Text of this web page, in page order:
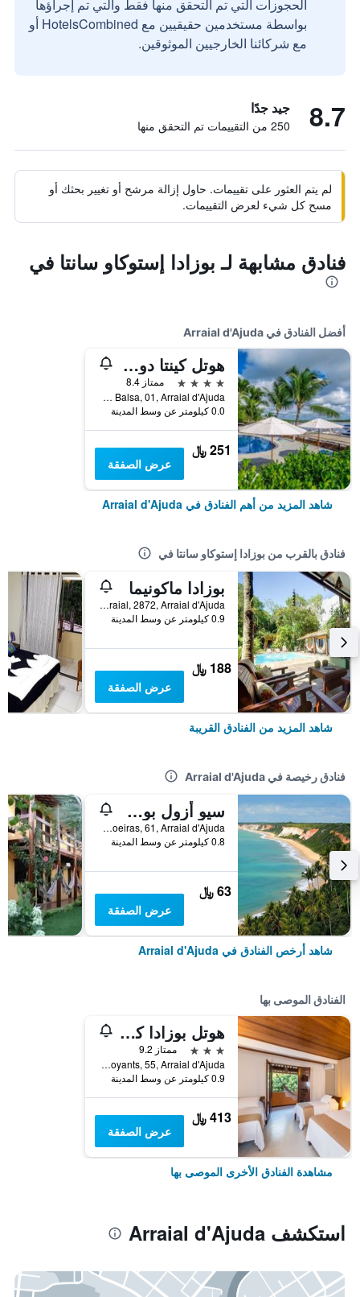
الحجوزات التي تم التحقق منها فقط والتي تم إجراؤها
بواسطة مستخدمين حقيقيين مع HotelsCombined أو
مع شركائنا الخارجيين الموثوقين.
8.7 جيد جدًا
250 من التقييمات تم التحقق منها
لم يتم العثور على تقييمات. حاول إزالة مرشح أو تغيير بحثك أو
مسح كل شيء لعرض التقييمات.
فنادق مشابهة لـ بوزادا إستوكاو سانتا في
أفضل الفنادق في Arraial d'Ajuda
هوتل كينتا دو بورتو
4 نجوم
ممتاز 8.4
Estrada da Balsa, 01, Arraial d'Ajuda, البرازيل
0.0 كيلومتر عن وسط المدينة
251 ﷼
عرض الصفقة
شاهد المزيد من أهم الفنادق في Arraial d'Ajuda
فنادق بالقرب من بوزادا إستوكاو سانتا في
بوزادا ماكونيما
Estr. Arraial, 2872, Arraial d'Ajuda, البرازيل
0.9 كيلومتر عن وسط المدينة
188 ﷼
عرض الصفقة
شاهد المزيد من الفنادق القريبة
فنادق رخيصة في Arraial d'Ajuda
سيو أزول بوسادا
Rua das Amendoeiras, 61, Arraial d'Ajuda, البرازيل
0.8 كيلومتر عن وسط المدينة
63 ﷼
عرض الصفقة
شاهد أرخص الفنادق في Arraial d'Ajuda
الفنادق الموصى بها
هوتل بوزادا كوكويروس
3 نجوم
ممتاز 9.2
Alameda Dos Flamboyants, 55, Arraial d'Ajuda, البرازيل
0.9 كيلومتر عن وسط المدينة
413 ﷼
عرض الصفقة
مشاهدة الفنادق الأخرى الموصى بها
استكشف Arraial d'Ajuda